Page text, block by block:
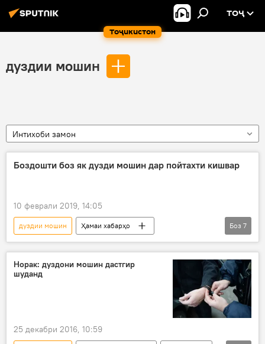
Тоҷикистон
ТОҶ
дуздии мошин
Интихоби замон
Боздошти боз як дузди мошин дар пойтахти кишвар
10 феврали 2019, 14:05
дуздии мошин
Ҳамаи хабарҳо
Дар Тоҷикистон
мошиндуздҳо
пойтахт
кормандони милитсия
милиса
Боз 7
Норак: дуздони мошин дастгир
шуданд
25 декабри 2016, 10:59